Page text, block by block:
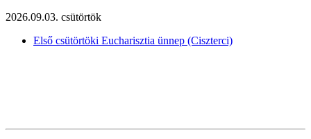
2026.09.03. csütörtök
Első csütörtöki Eucharisztia ünnep (Ciszterci)